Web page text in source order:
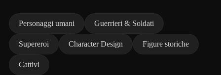
Personaggi umani Guerrieri & Soldati
Supereroi Character Design Figure storiche
Cattivi